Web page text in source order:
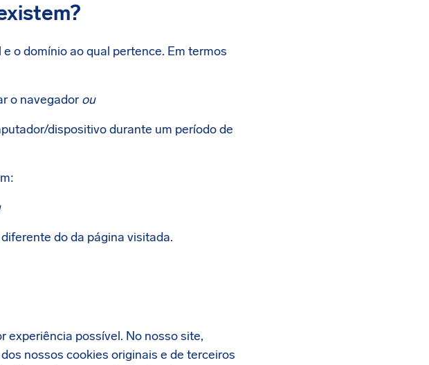
o domínio ao qual pertence. Em termos
o navegadorou
dispositivo durante um período de
do da página visitada.
experiência possível. No nosso site,
nossos cookies originais e de terceiros